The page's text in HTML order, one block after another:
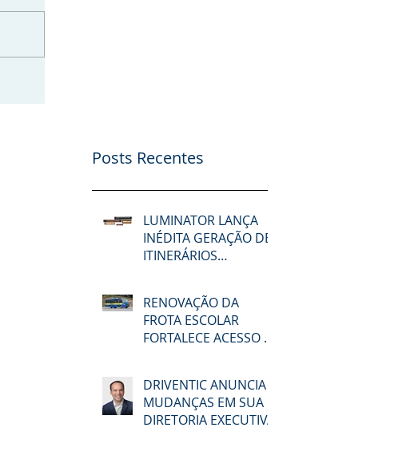
Posts Recentes
LUMINATOR LANÇA
INÉDITA GERAÇÃO DE
ITINERÁRIOS
RENOVAÇÃO DA
FROTA ESCOLAR
FORTALECE ACESSO À
MACAÉ
DRIVENTIC ANUNCIA
MUDANÇAS EM SUA
DIRETORIA EXECUTIVA